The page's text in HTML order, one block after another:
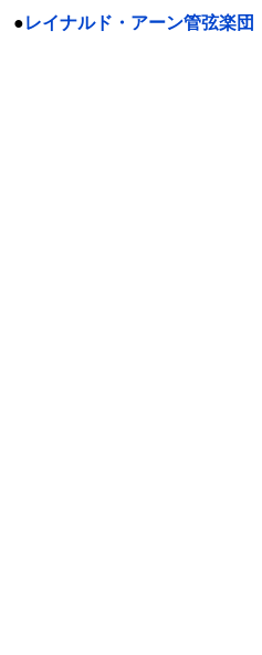
●レイナルド・アーン管弦楽団